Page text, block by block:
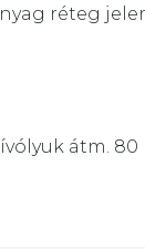
réteg
átm. 80